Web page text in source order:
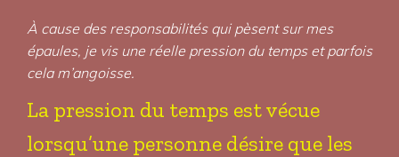
À cause des responsabilités qui pèsent sur mes
épaules, je vis une réelle pression du temps et parfois
cela m’angoisse.
La pression du temps est vécue
lorsqu’une personne désire que les